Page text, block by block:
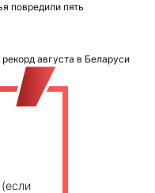
повредили пять
августа в Беларуси